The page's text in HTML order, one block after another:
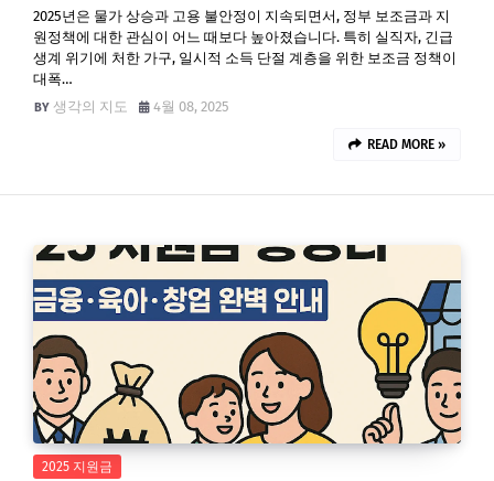
2025년은 물가 상승과 고용 불안정이 지속되면서, 정부 보조금과 지
원정책에 대한 관심이 어느 때보다 높아졌습니다. 특히 실직자, 긴급
생계 위기에 처한 가구, 일시적 소득 단절 계층을 위한 보조금 정책이
대폭…
생각의 지도
4월 08, 2025
READ MORE »
2025 지원금